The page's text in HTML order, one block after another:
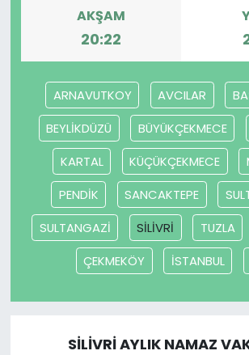
AKŞAM
20:22
ARNAVUTKOY AVCILAR
BEYLİKDÜZÜ
BÜYÜKÇEKMECE
KARTAL
KÜÇÜKÇEKMECE
PENDİK
SANCAKTEPE
SULTANGAZİ
SİLİVRİ TUZLA
ÇEKMEKÖY
İSTANBUL
SİLİVRİ AYLIK NAMAZ
SAĞLIK
Teknoloji
TÜRKiYE
Video Galeri
YAŞAM
Yazarlar